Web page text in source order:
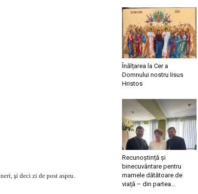
şi deci zi de post aspru.
Înălțarea la Cer a
Domnului nostru Iisus
Hristos
Recunoștință și
binecuvântare pentru
mamele dătătoare de
viață – din partea...